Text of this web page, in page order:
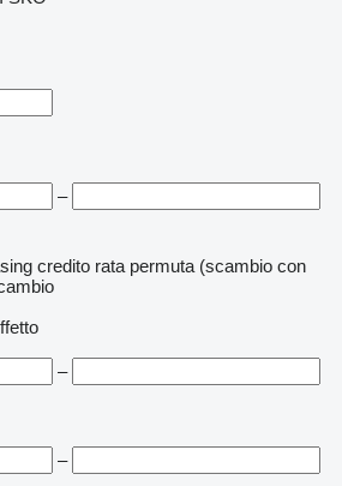
–
credito rata permuta (scambio con
–
–